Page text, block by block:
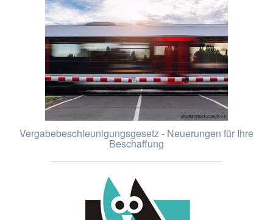
Vergabebeschleunigungsgesetz - Neuerungen für Ihre
Beschaffung